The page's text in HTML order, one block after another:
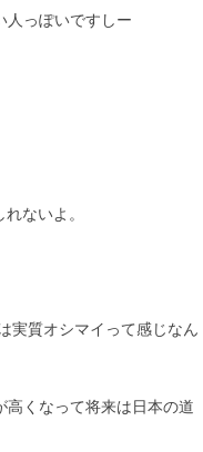
人っぽいですしー
ないよ。
実質オシマイって感じなん
高くなって将来は日本の道